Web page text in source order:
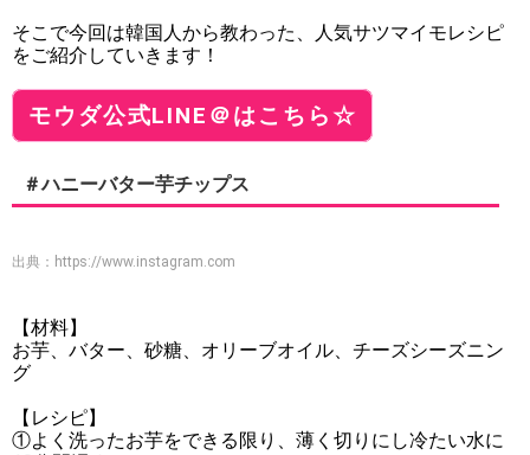
そこで今回は韓国人から教わった、人気サツマイモレシピ
をご紹介していきます！
モウダ公式LINE＠はこちら☆
＃ハニーバター芋チップス
出典： https://www.instagram.com
【材料】
お芋、バター、砂糖、オリーブオイル、チーズシーズニン
グ
【レシピ】
①よく洗ったお芋をできる限り、薄く切りにし冷たい水に